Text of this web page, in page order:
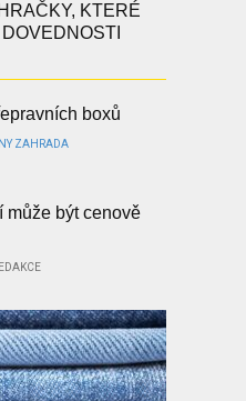
KTERÉ
boxů
ZAHRADA
může být cenově